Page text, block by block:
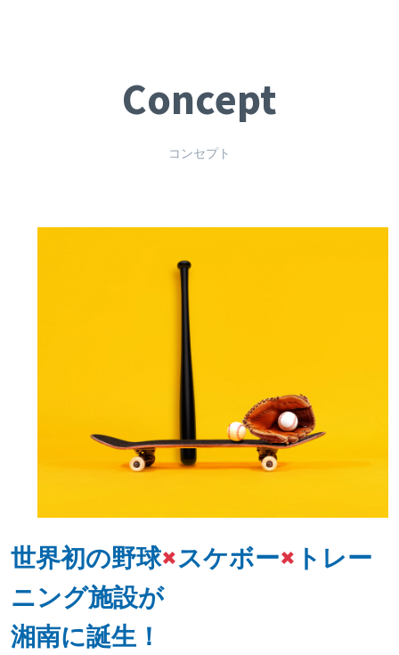
Concept
コンセプト
世界初の野球×スケボー× トレー
ニング施設が
湘南に誕生！